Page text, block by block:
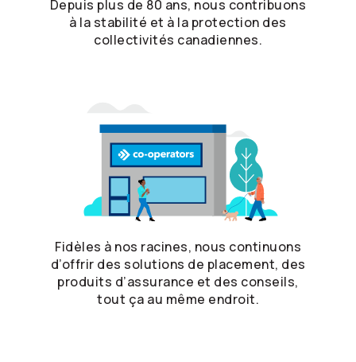
Depuis plus de 80 ans, nous contribuons
à la stabilité et à la protection des
collectivités canadiennes.
Fidèles à nos racines, nous continuons
d’offrir des solutions de placement, des
produits d’assurance et des conseils,
tout ça au même endroit.